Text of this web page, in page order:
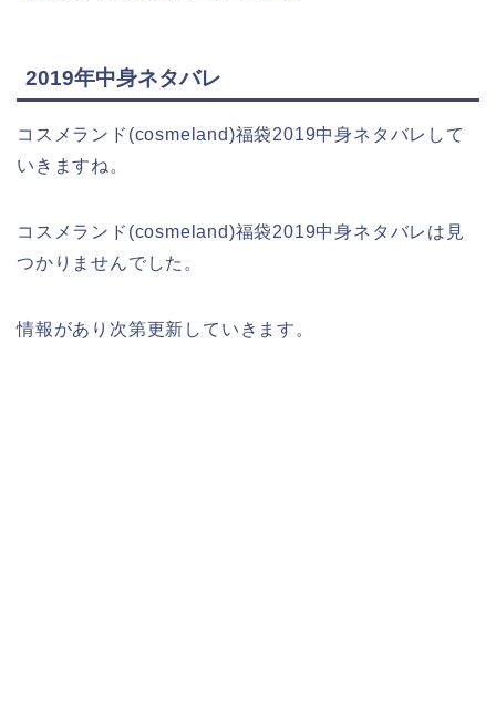
2019年中身ネタバレ
コスメランド(cosmeland)福袋2019中身ネタバレして
いきますね。
コスメランド(cosmeland)福袋2019中身ネタバレは見
つかりませんでした。
情報があり次第更新していきます。